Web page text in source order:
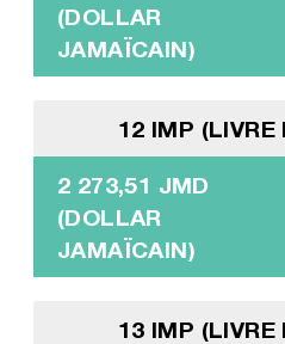
(DOLLAR
JAMAÏCAIN)
12 IMP (LIVRE
2 273,51 JMD
(DOLLAR
JAMAÏCAIN)
13 IMP (LIVRE